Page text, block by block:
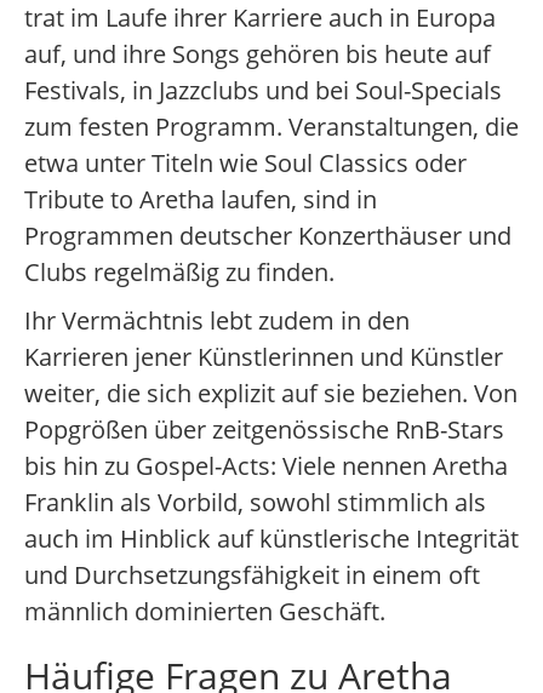
trat im Laufe ihrer Karriere auch in Europa
auf, und ihre Songs gehören bis heute auf
Festivals, in Jazzclubs und bei Soul-Specials
zum festen Programm. Veranstaltungen, die
etwa unter Titeln wie Soul Classics oder
Tribute to Aretha laufen, sind in
Programmen deutscher Konzerthäuser und
Clubs regelmäßig zu finden.
Ihr Vermächtnis lebt zudem in den
Karrieren jener Künstlerinnen und Künstler
weiter, die sich explizit auf sie beziehen. Von
Popgrößen über zeitgenössische RnB-Stars
bis hin zu Gospel-Acts: Viele nennen Aretha
Franklin als Vorbild, sowohl stimmlich als
auch im Hinblick auf künstlerische Integrität
und Durchsetzungsfähigkeit in einem oft
männlich dominierten Geschäft.
Häufige Fragen zu Aretha